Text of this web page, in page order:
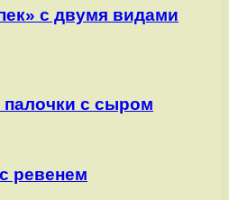
с двумя видами
с сыром
ревенем